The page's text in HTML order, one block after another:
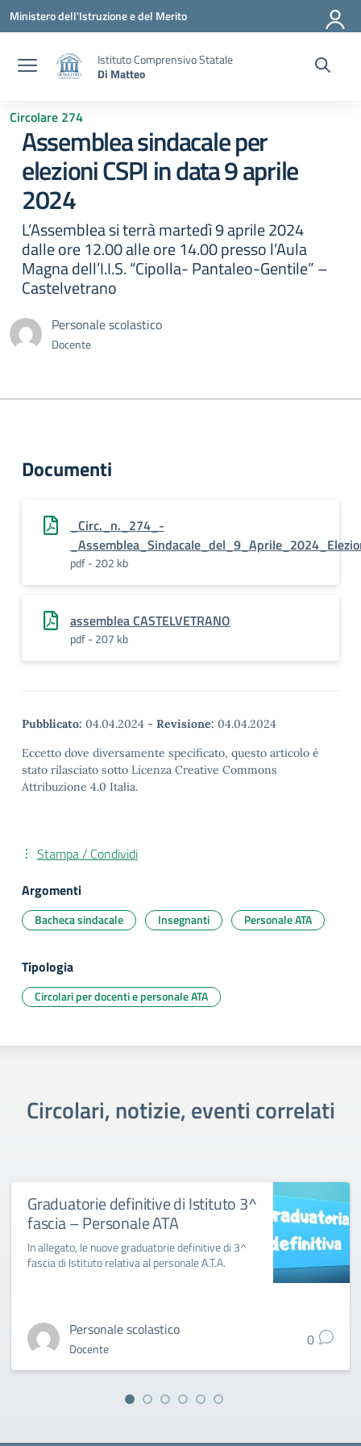
Vai ai contenuti
Vai al menu di navigazione
Vai al footer
Ministero dell'Istruzione e del Merito
Istituto Comprensivo Statale
Di Matteo
Circolare 274
Assemblea sindacale per
elezioni CSPI in data 9 aprile
2024
L’Assemblea si terrà martedì 9 aprile 2024
dalle ore 12.00 alle ore 14.00 presso l’Aula
Magna dell’I.I.S. “Cipolla- Pantaleo-Gentile” –
Castelvetrano
Personale scolastico
Docente
Documenti
_Circ._n._274_-
pdf - 202 kb
assemblea CASTELVETRANO
pdf - 207 kb
Pubblicato: 04.04.2024 - Revisione: 04.04.2024
Eccetto dove diversamente specificato, questo articolo è
stato rilasciato sotto Licenza Creative Commons
Attribuzione 4.0 Italia.
Stampa / Condividi
Argomenti
Bacheca sindacale Insegnanti Personale ATA
Tipologia
Circolari per docenti e personale ATA
Circolari, notizie, eventi correlati
Graduatorie definitive di Istituto 3^
fascia – Personale ATA
In allegato, le nuove graduatorie definitive di 3^
fascia di Istituto relativa al personale A.T.A.
Personale scolastico
Docente 0